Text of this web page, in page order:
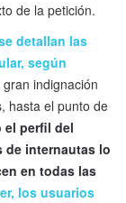
de la petición.
detallan las
según
indignación
hasta el punto de
el perfil del
de internautas lo
en todas las
los usuarios